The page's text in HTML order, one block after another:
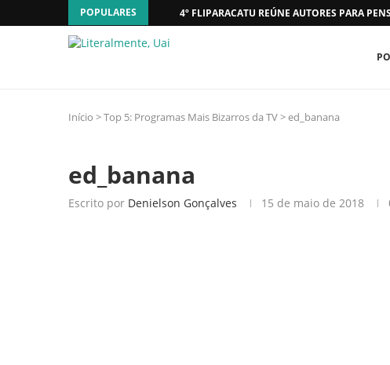
POPULARES 4º FLIPARACATU REÚNE AUTORES PARA
Início >Top 5: Programas Mais Bizarros da TV>ed_banana
ed_banana
Escrito por Denielson Gonçalves 15 de maio de 2018